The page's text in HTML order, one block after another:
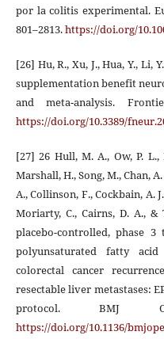
por la colitis experimental.
801–2813.https://doi.org/
[26] Hu, R., Xu, J., Hua, Y., Li,
supplementation benefit
and meta-analysis.
https://doi.org/10.3389/
[27] 26 Hull, M. A., Ow, P. L.,
Marshall, H., Song, M., Chan,
A., Collinson, F., Cockbain, A.
Moriarty, C., Cairns, D. A., &
placebo-controlled, phase
polyunsaturated fatty acid
colorectal cancer
resectable liver metastases:
protocol. BMJ
https://doi.org/10.1136/